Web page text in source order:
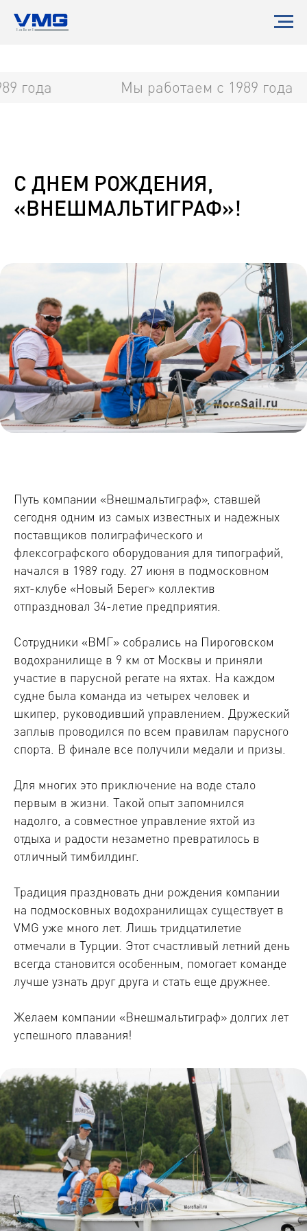
года Мы работаем с 1989 года
С ДНЕМ РОЖДЕНИЯ,
«ВНЕШМАЛЬТИГРАФ»!
Путь компании «Внешмальтиграф», ставшей
сегодня одним из самых известных и надежных
поставщиков полиграфического и
флексографского оборудования для типографий,
начался в 1989 году. 27 июня в подмосковном
яхт-клубе «Новый Берег» коллектив
отпраздновал 34-летие предприятия.
Сотрудники «ВМГ» собрались на Пироговском
водохранилище в 9 км от Москвы и приняли
участие в парусной регате на яхтах. На каждом
судне была команда из четырех человек и
шкипер, руководивший управлением. Дружеский
заплыв проводился по всем правилам парусного
спорта. В финале все получили медали и призы.
Для многих это приключение на воде стало
первым в жизни. Такой опыт запомнился
надолго, а совместное управление яхтой из
отдыха и радости незаметно превратилось в
отличный тимбилдинг.
Традиция праздновать дни рождения компании
на подмосковных водохранилищах существует в
VMG уже много лет. Лишь тридцатилетие
отмечали в Турции. Этот счастливый летний день
всегда становится особенным, помогает команде
лучше узнать друг друга и стать еще дружнее.
Желаем компании «Внешмальтиграф» долгих лет
успешного плавания!